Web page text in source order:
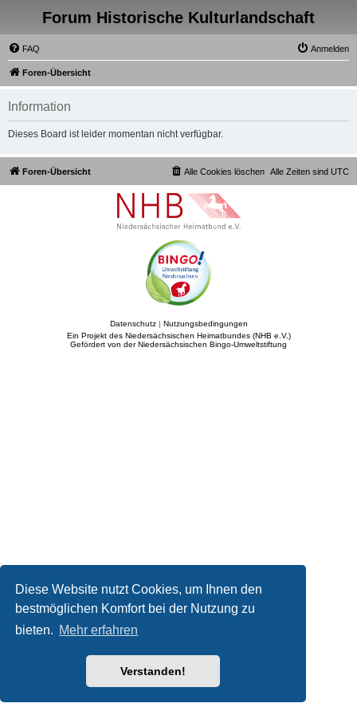
Diese Website nutzt Cookies, um Ihnen den
bestmöglichen Komfort bei der Nutzung zu
bieten. Mehr erfahren
Verstanden!
Forum Historische Kulturlandschaft
FAQ Anmelden
Foren-Übersicht
Information
Dieses Board ist leider momentan nicht verfügbar.
Foren-Übersicht Alle Zeiten sind UTC
Alle Cookies löschen
Datenschutz| Nutzungsbedingungen
Ein Projekt des Niedersächsischen Heimatbundes (NHB e.V.)
Gefördert von der Niedersächsischen Bingo-Umweltstiftung